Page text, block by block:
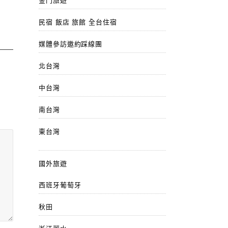
民宿 飯店 旅館 全台住宿
媒體參訪邀約踩線團
北台灣
中台灣
南台灣
東台灣
國外旅遊
西班牙葡萄牙
秋田